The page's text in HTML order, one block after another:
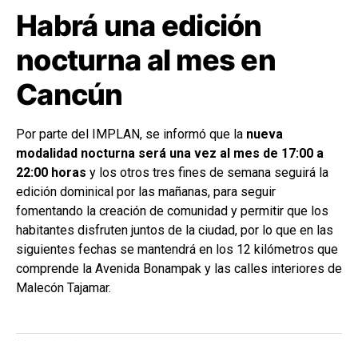
Habrá una edición
nocturna al mes en
Cancún
Por parte del IMPLAN, se informó que la nueva
modalidad nocturna será una vez al mes de 17:00 a
22:00 horas y los otros tres fines de semana seguirá la
edición dominical por las mañanas, para seguir
fomentando la creación de comunidad y permitir que los
habitantes disfruten juntos de la ciudad, por lo que en las
siguientes fechas se mantendrá en los 12 kilómetros que
comprende la Avenida Bonampak y las calles interiores de
Malecón Tajamar.